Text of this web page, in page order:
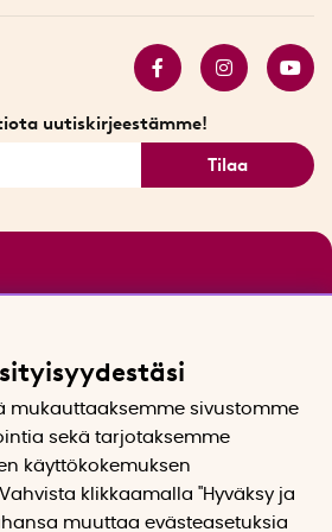
uutiskirjeestämme!
Tilaa
mukauttaaksemme sivustomme
sekä tarjotaksemme
käyttökokemuksen
klikkaamalla "Hyväksy ja
muuttaa evästeasetuksia